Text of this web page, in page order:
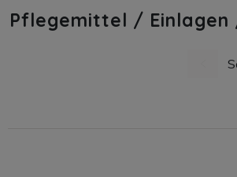
Pflegemittel / Einlagen